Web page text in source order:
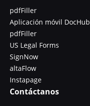
pdfFiller
Aplicación móvil DocHub
pdfFiller
US Legal Forms
SignNow
altaFlow
Instapage
Contáctanos